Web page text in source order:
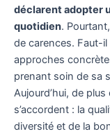
déclarent adopter
quotidien.
de carences. Faut-il
approches
prenant soin de sa
Aujourd’hui, de
s’accordent : la
diversité et de la